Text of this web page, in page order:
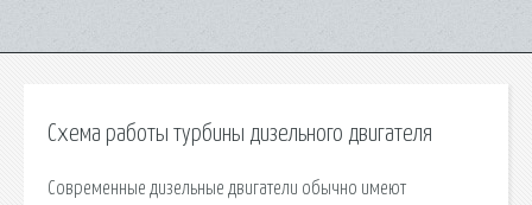
Схема работы турбины дизельного двигателя
Современные дизельные двигатели обычно имеют